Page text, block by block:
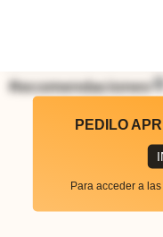
PEDILO
Para acceder a
Recomendaciones